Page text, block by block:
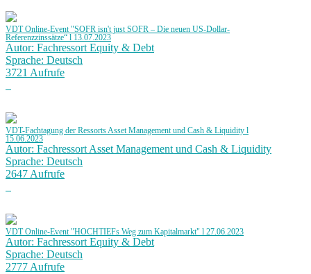
VDT Online-Event "SOFR isn't just SOFR – Die neuen US-Dollar-
Referenzzinssätze“ l 13.07.2023
Autor: Fachressort Equity & Debt
Sprache: Deutsch
3721 Aufrufe
VDT-Fachtagung der Ressorts Asset Management und Cash & Liquidity l
15.06.2023
Autor: Fachressort Asset Management und Cash & Liquidity
Sprache: Deutsch
2647 Aufrufe
VDT Online-Event "HOCHTIEFs Weg zum Kapitalmarkt" l 27.06.2023
Autor: Fachressort Equity & Debt
Sprache: Deutsch
2777 Aufrufe